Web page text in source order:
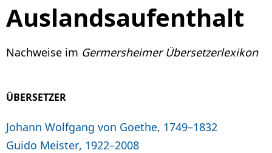
Auslandsaufenthalt
Nachweise im Germersheimer Übersetzerlexikon
ÜBERSETZER
Johann Wolfgang von Goethe, 1749–1832
Guido Meister, 1922–2008